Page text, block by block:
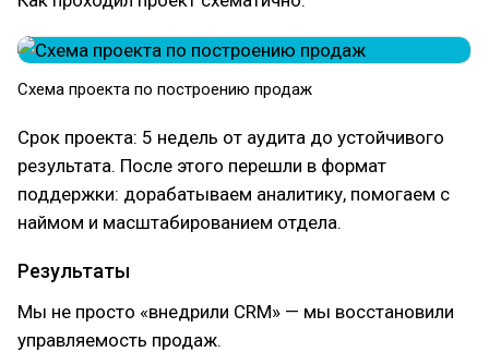
Схема проекта по построению продаж
Срок проекта: 5 недель от аудита до устойчивого
результата. После этого перешли в формат
поддержки: дорабатываем аналитику, помогаем с
наймом и масштабированием отдела.
Результаты
Мы не просто «внедрили CRM» — мы восстановили
управляемость продаж.